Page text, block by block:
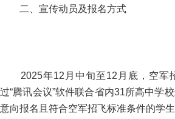
二、宣传动员及报名方式
2025年12月中旬至12月底，空军
过“腾讯会议”软件联合省内31所高中学
意向报名且符合空军招飞标准条件的学